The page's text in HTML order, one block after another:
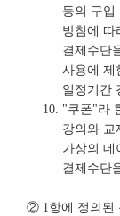
등의 구입
방침에 따
결제수단
사용에 제
일정기간
"쿠폰"라
강의와 교
가상의 데
결제수단
② 1항에 정의된